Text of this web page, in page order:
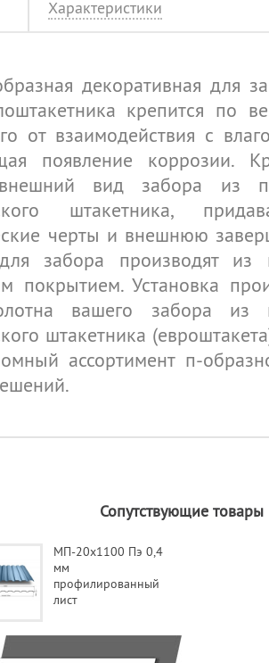
Характеристики
декоративная для
крепится по
от взаимодействия с
появление коррозии.
внешний вид забора из
штакетника,
черты и внешнюю
забора производят из
покрытием. Установка
вашего забора из
штакетника
ассортимент п-
Сопутствующие товары
МП-20х1100 Пэ 0,4
мм
профилированный
лист